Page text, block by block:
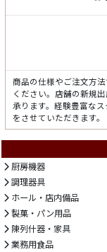
商品の仕様やご注文方
ください。店舗の新規
承ります。経験豊富な
をさせていただきます。
厨房機器
調理器具
ホール・店内備品
製菓・パン用品
陳列什器・家具
業務用食品